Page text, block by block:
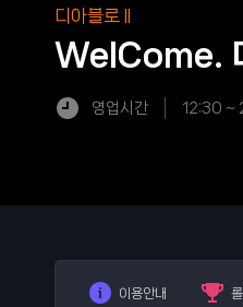
디아블로 II
WelCome.
영업시간 12:30 ~
이용안내